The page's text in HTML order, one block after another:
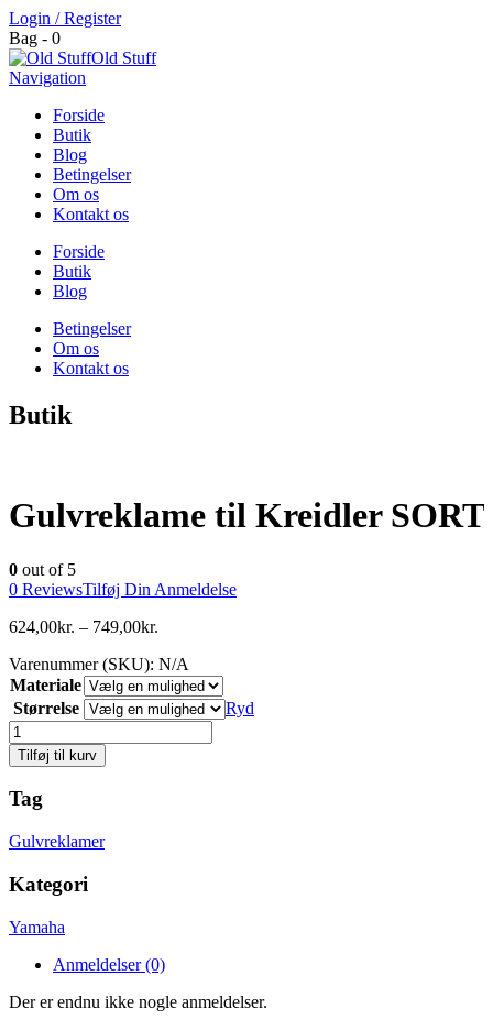
Login / Register
Bag - 0
Old Stuff
Navigation
Forside
Butik
Blog
Betingelser
Om os
Kontakt os
Forside
Butik
Blog
Betingelser
Om os
Kontakt os
Butik
Gulvreklame til Kreidler SORT
0 out of 5
0 ReviewsTilføj Din Anmeldelse
624,00kr. – 749,00kr.
Varenummer (SKU): N/A
Materiale
Størrelse
Ryd
Antal
Tilføj til kurv
Tag
Gulvreklamer
Kategori
Yamaha
Anmeldelser (0)
Der er endnu ikke nogle anmeldelser.